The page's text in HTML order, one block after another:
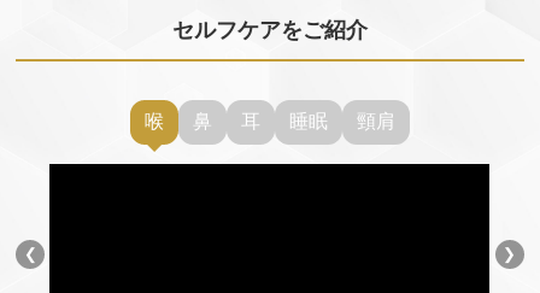
セルフケアをご紹介
喉 鼻 耳 睡眠 頸肩
❮ ❯